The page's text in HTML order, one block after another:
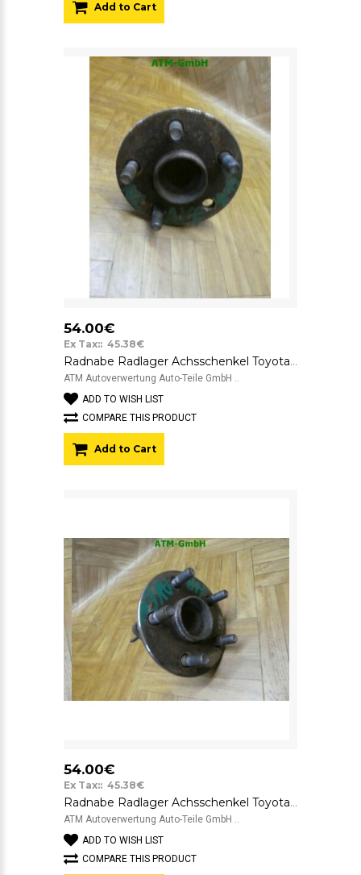
Add to Cart
54.00€
Ex Tax:: 45.38€
Radnabe Radlager Achsschenkel Toyota Avensis hinten links Fahrerseite
ATM Autoverwertung Auto-Teile GmbH ..
ADD TO WISH LIST
COMPARE THIS PRODUCT
Add to Cart
54.00€
Ex Tax:: 45.38€
Radnabe Radlager Achsschenkel Toyota Avensis hinten rechts Beifahrerseite
ATM Autoverwertung Auto-Teile GmbH ..
ADD TO WISH LIST
COMPARE THIS PRODUCT